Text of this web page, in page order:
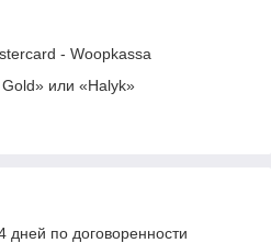
- Woopkassa
или «Halyk»
дней по договоренности